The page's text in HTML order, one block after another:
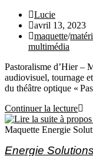
Lucie
avril 13, 2023
maquette/
multimédia
Pastoralisme d’Hier –
audiovisuel, tournage
du théâtre optique «
Continuer la lecture
Maquette Energie
Energie